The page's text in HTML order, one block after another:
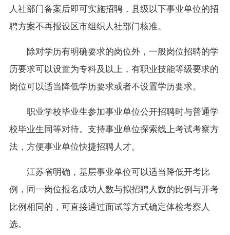
人社部门备案后即可实施招聘，县级以下事业单位的招
聘方案不再报设区市组织人社部门核准。
除对学历有明确要求的岗位外，一般岗位招聘的学
历要求可以设置为专科及以上，有职业技能等级要求的
岗位可以适当降低学历要求或者不设置学历要求。
职业学校毕业生参加事业单位公开招聘时与普通学
校毕业生同等对待。支持事业单位探索线上考试考察方
法，方便事业单位快捷招聘人才。
江苏省明确，基层事业单位可以适当降低开考比
例，同一岗位报名成功人数与拟招聘人数的比例与开考
比例相同的，可直接通过面试等方式确定体检考察人
选。